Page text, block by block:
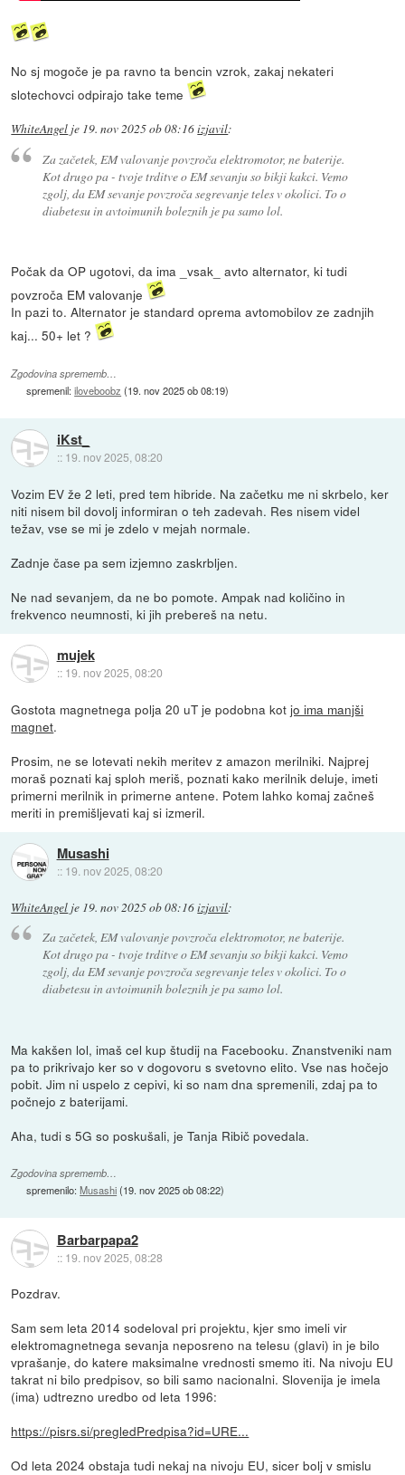
No sj mogoče je pa ravno ta bencin vzrok, zakaj nekateri
slotechovci odpirajo take teme
WhiteAngel je 19. nov 2025 ob 08:16izjavil:
Za začetek, EM valovanje povzroča elektromotor, ne baterije.
Kot drugo pa - tvoje trditve o EM sevanju so bikji kakci. Vemo
zgolj, da EM sevanje povzroča segrevanje teles v okolici. To o
diabetesu in avtoimunih boleznih je pa samo lol.
Počak da OP ugotovi, da ima _vsak_ avto alternator, ki tudi
povzroča EM valovanje
In pazi to. Alternator je standard oprema avtomobilov ze zadnjih
kaj... 50+ let ?
Zgodovina sprememb…
spremenil:iloveboobz (19. nov 2025 ob 08:19)
iKst_
:: 19. nov 2025, 08:20
Vozim EV že 2 leti, pred tem hibride. Na začetku me ni skrbelo, ker
niti nisem bil dovolj informiran o teh zadevah. Res nisem videl
težav, vse se mi je zdelo v mejah normale.
Zadnje čase pa sem izjemno zaskrbljen.
Ne nad sevanjem, da ne bo pomote. Ampak nad količino in
frekvenco neumnosti, ki jih prebereš na netu.
mujek
:: 19. nov 2025, 08:20
Gostota magnetnega polja 20 uT je podobna kotjo ima manjši
magnet.
Prosim, ne se lotevati nekih meritev z amazon merilniki. Najprej
moraš poznati kaj sploh meriš, poznati kako merilnik deluje, imeti
primerni merilnik in primerne antene. Potem lahko komaj začneš
meriti in premišljevati kaj si izmeril.
Musashi
:: 19. nov 2025, 08:20
WhiteAngel je 19. nov 2025 ob 08:16izjavil:
Za začetek, EM valovanje povzroča elektromotor, ne baterije.
Kot drugo pa - tvoje trditve o EM sevanju so bikji kakci. Vemo
zgolj, da EM sevanje povzroča segrevanje teles v okolici. To o
diabetesu in avtoimunih boleznih je pa samo lol.
Ma kakšen lol, imaš cel kup študij na Facebooku. Znanstveniki nam
pa to prikrivajo ker so v dogovoru s svetovno elito. Vse nas hočejo
pobit. Jim ni uspelo z cepivi, ki so nam dna spremenili, zdaj pa to
počnejo z baterijami.
Aha, tudi s 5G so poskušali, je Tanja Ribič povedala.
Zgodovina sprememb…
spremenilo:Musashi(19. nov 2025 ob 08:22)
Barbarpapa2
:: 19. nov 2025, 08:28
Pozdrav.
Sam sem leta 2014 sodeloval pri projektu, kjer smo imeli vir
elektromagnetnega sevanja neposreno na telesu (glavi) in je bilo
vprašanje, do katere maksimalne vrednosti smemo iti. Na nivoju EU
takrat ni bilo predpisov, so bili samo nacionalni. Slovenija je imela
(ima) udtrezno uredbo od leta 1996:
https://pisrs.si/pregledPredpisa?id=URE...
Od leta 2024 obstaja tudi nekaj na nivoju EU, sicer bolj v smislu